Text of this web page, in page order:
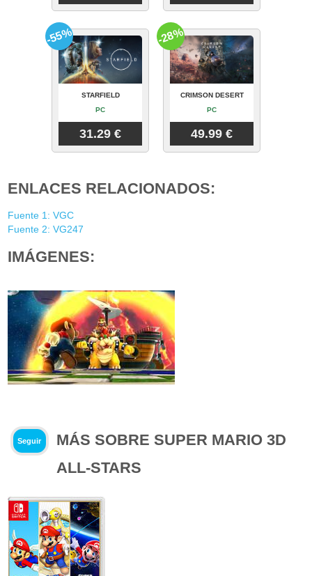
STARFIELD
PC
31.29 €
-55%
CRIMSON DESERT
PC
49.99 €
-28%
ENLACES RELACIONADOS:
Fuente 1: VGC
Fuente 2: VG247
IMÁGENES:
Seguir
MÁS SOBRE SUPER MARIO 3D
ALL-STARS